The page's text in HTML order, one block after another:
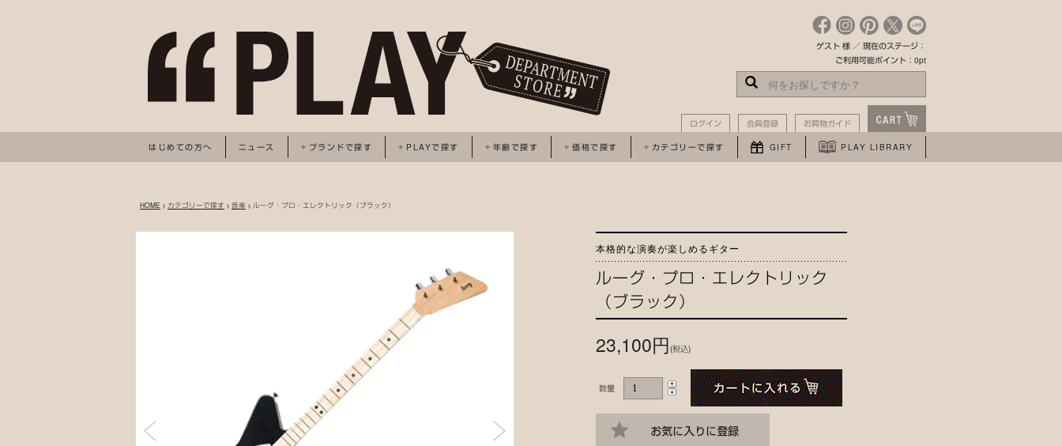
ゲスト 様 ／ 現在のステージ：
ご利用可能ポイント：0pt
ログイン 会員登録 お買物ガイド
はじめての方へ ニュース ブランドで探す PLAYで探す 年齢で探す 価格で探す カテゴリーで探す GIFT PLAY LIBRARY
HOME > カテゴリーで探す > 音楽 > ルーグ・プロ・エレクトリック（ブラック）
本格的な演奏が楽しめるギター
ルーグ・プロ・エレクトリック
（ブラック）
23,100円(税込)
数量